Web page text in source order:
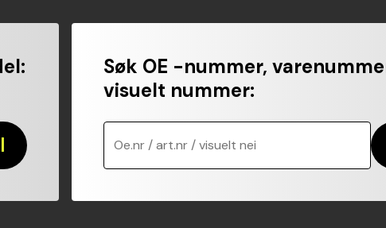
:
Søk OE -nummer,
visuelt nummer:
Oe.nr / art.nr / visuelt nei